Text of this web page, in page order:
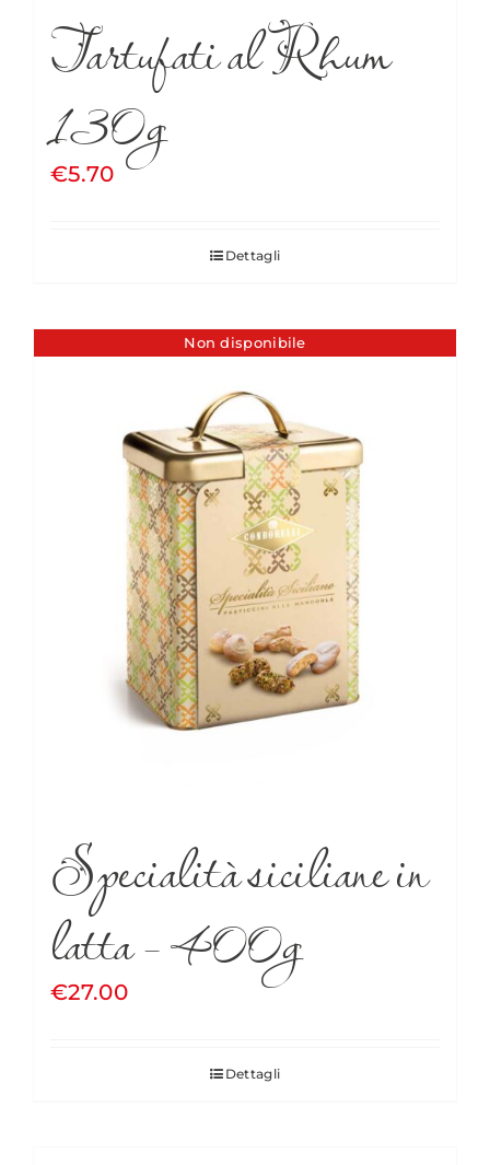
Tartufati al Rhum
130g
€5.70
Dettagli
Non disponibile
Specialità siciliane in
latta – 400g
€27.00
Dettagli